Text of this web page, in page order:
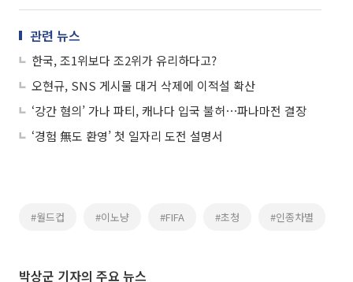
관련 뉴스
한국, 조1위보다 조2위가 유리하다고?
오현규, SNS 게시물 대거 삭제에 이적설 확산
‘강간 혐의’ 가나 파티, 캐나다 입국 불허⋯파나마전 결장
‘경험 無도 환영’ 첫 일자리 도전 설명서
#월드컵 #이노냥 #FIFA #초청 #인종차별
박상군 기자의 주요 뉴스